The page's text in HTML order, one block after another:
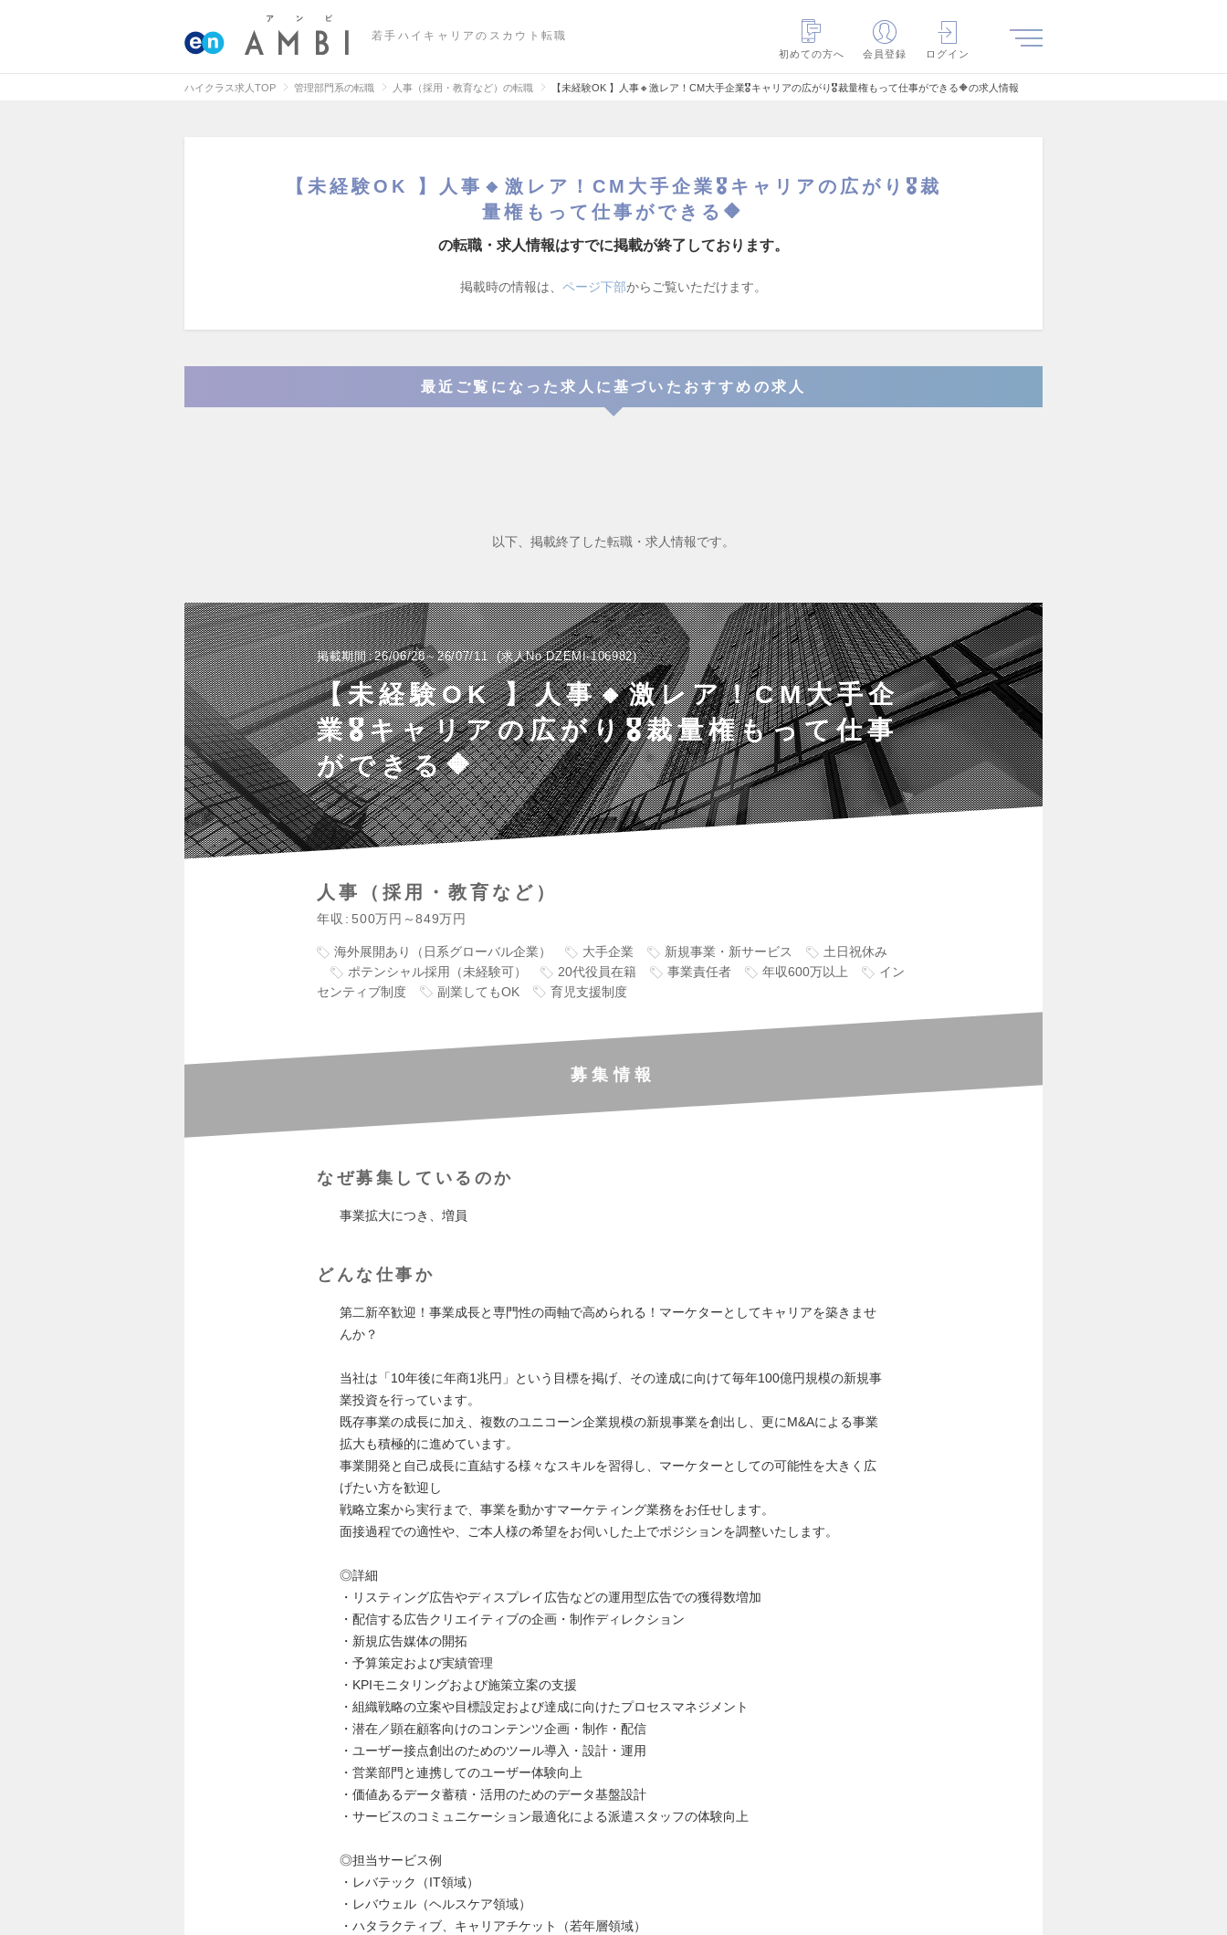
若手ハイキャリアのスカウト転職
初めての方へ
会員登録 ログイン
ハイクラス求人TOP 管理部門系の転職 人事（採用・教育など）の転職 【未経験OK 】人事🔸激レア！CM大手企業🎖️キャリアの広がり🎖️裁量権もって仕事ができる🔶の求人情報
【未経験OK 】人事🔸激レア！CM大手企業🎖️キャリアの広がり🎖️裁
量権もって仕事ができる🔶
の転職・求人情報はすでに掲載が終了しております。
掲載時の情報は、 ページ下部からご覧いただけます。
最近ご覧になった求人に基づいたおすすめの求人
以下、掲載終了した転職・求人情報です。
掲載期間 26/06/28～26/07/11 求人No.DZEMI-106982
【未経験OK 】人事🔸激レア！CM大手企
業🎖️キャリアの広がり🎖️裁量権もって仕事
ができる🔶
人事（採用・教育など）
年収 500万円～849万円
海外展開あり（日系グローバル企業） 大手企業 新規事業・新サービス
土日祝休み
ポテンシャル採用（未経験可）
20代役員在籍 事業責任者 年収600万以上
イン
センティブ制度
副業してもOK 育児支援制度
募集情報
なぜ募集しているのか
事業拡大につき、増員
どんな仕事か
第二新卒歓迎！事業成長と専門性の両軸で高められる！マーケターとしてキャリアを築きませ
んか？
当社は「10年後に年商1兆円」という目標を掲げ、その達成に向けて毎年100億円規模の新規事
業投資を行っています。
既存事業の成長に加え、複数のユニコーン企業規模の新規事業を創出し、更にM&Aによる事業
拡大も積極的に進めています。
事業開発と自己成長に直結する様々なスキルを習得し、マーケターとしての可能性を大きく広
げたい方を歓迎し
戦略立案から実行まで、事業を動かすマーケティング業務をお任せします。
面接過程での適性や、ご本人様の希望をお伺いした上でポジションを調整いたします。
◎詳細
・リスティング広告やディスプレイ広告などの運用型広告での獲得数増加
・配信する広告クリエイティブの企画・制作ディレクション
・新規広告媒体の開拓
・予算策定および実績管理
・KPIモニタリングおよび施策立案の支援
・組織戦略の立案や目標設定および達成に向けたプロセスマネジメント
・潜在／顕在顧客向けのコンテンツ企画・制作・配信
・ユーザー接点創出のためのツール導入・設計・運用
・営業部門と連携してのユーザー体験向上
・価値あるデータ蓄積・活用のためのデータ基盤設計
・サービスのコミュニケーション最適化による派遣スタッフの体験向上
◎担当サービス例
・レバテック（IT領域）
・レバウェル（ヘルスケア領域）
・ハタラクティブ、キャリアチケット（若年層領域）